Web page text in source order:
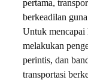
pertama,
berkeadilan
Untuk
melakukan
perintis, dan
transportasi